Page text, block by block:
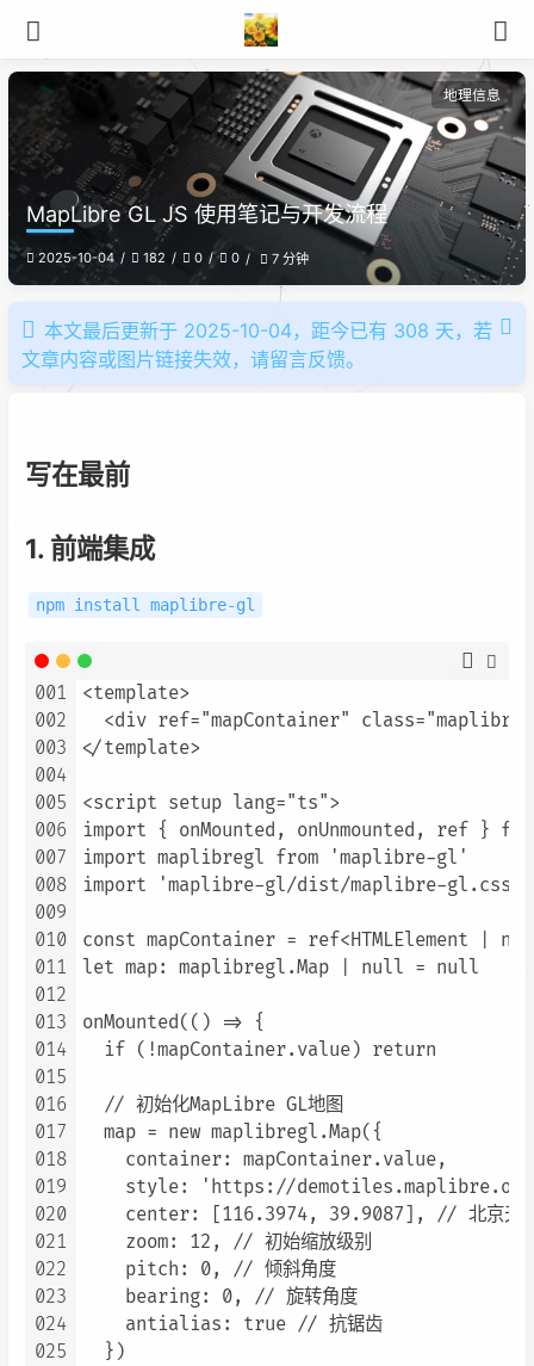
地理信息
MapLibre GL JS 使用笔记与开发流程
2025-10-04 182 0 0 7 分钟
本文最后更新于 2025-10-04，距今已有 308 天，若
文章内容或图片链接失效，请留言反馈。
写在最前
1. 前端集成
npm install maplibre-gl
001
002
003
004
005
006
007
008
009
010
011
012
013
014
015
016
017
018
019
020
021
022
023
024
025
<template>
<div ref="mapContainer"
</template>
<script setup lang="ts">
import { onMounted, onUnmounted, ref }
import maplibregl from 'maplibre-gl'
import 'maplibre-gl/dist/maplibre-gl.css'
const mapContainer = ref<HTMLElement |
let map: maplibregl.Map | null = null
onMounted(() => {
  if (!mapContainer.value) return
  // 初始化MapLibre GL地图
  map = new maplibregl.Map({
    container: mapContainer.value,
style: 'https://
center: [116.3974, 39.9087], // 北京天
    zoom: 12, // 初始缩放级别
    pitch: 0, // 倾斜角度
    bearing: 0, // 旋转角度
    antialias: true // 抗锯齿
  })